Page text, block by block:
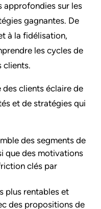
approfondies sur les
gagnantes. De
à la fidélisation,
les cycles de
clients.
des clients éclaire de
et de stratégies qui
des segments de
que des motivations
clés par
plus rentables et
des propositions de